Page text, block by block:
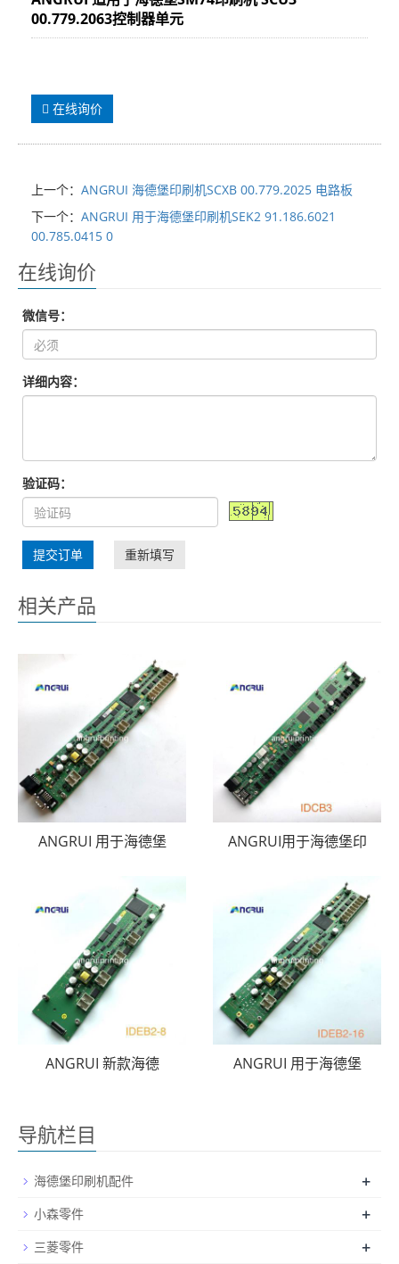
00.779.2063控制器单元
在线询价
上一个： ANGRUI 海德堡印刷机SCXB 00.779.2025 电路板
下一个： ANGRUI 用于海德堡印刷机SEK2 91.186.6021
00.785.0415 0
在线询价
微信号：
详细内容：
验证码：
提交订单 重新填写
相关产品
ANGRUI 用于海德堡 ANGRUI用于海德堡印
ANGRUI 新款海德 ANGRUI 用于海德堡
导航栏目
海德堡印刷机配件 +
小森零件 +
三菱零件 +